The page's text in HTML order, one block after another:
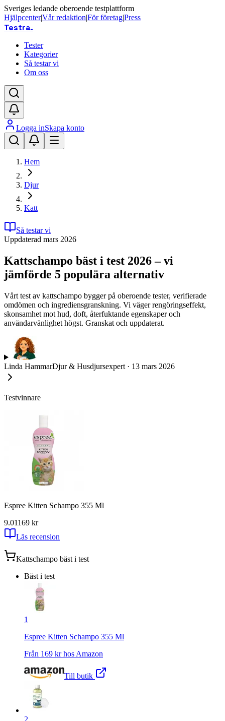
Sveriges ledande oberoende testplattform
Hjälpcenter|Vår redaktion|För företag|Press
Testra.
Tester
Kategorier
Så testar vi
Om oss
Logga inSkapa konto
Hem
Djur
Katt
Så testar vi
Uppdaterad mars 2026
Kattschampo bäst i test 2026 – vi
jämförde 5 populära alternativ
Vårt test av kattschampo bygger på oberoende tester, verifierade
omdömen och ingrediensgranskning. Vi väger rengöringseffekt,
skonsamhet mot hud, doft, återfuktande egenskaper och
användarvänlighet högst. Granskat och uppdaterat.
Linda HammarDjur & Husdjursexpert · 13 mars 2026
Testvinnare
Espree Kitten Schampo 355 Ml
9.01169 kr
Läs recension
Kattschampo bäst i test
Bäst i test
1
Espree Kitten Schampo 355 Ml
Från 169 kr hos Amazon
Till butik
2